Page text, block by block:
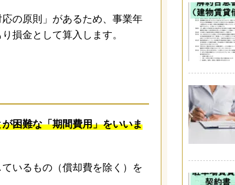
の原則」があるため、事業年
損金として算入します。
困難な「期間費用」をいいま
いるもの（償却費を除く）を